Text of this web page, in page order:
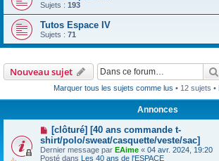
Sujets : 193
Tutos Espace IV
Sujets : 71
Nouveau sujet
Marquer tous les sujets comme lus • 12 sujets •
Annonces
[clôturé] [40 ans commande t-
shirt/polo/sweat/casquette/veste/sac]
Dernier message par EAime « 04 avr. 2024, 19:20
Posté dans Les 40 ans de l'ESPACE